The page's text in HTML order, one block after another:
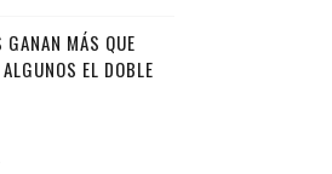
MÁS QUE
EL DOBLE